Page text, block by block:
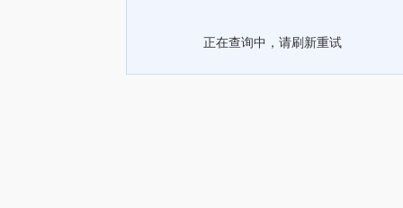
正在查询中，请刷新重试